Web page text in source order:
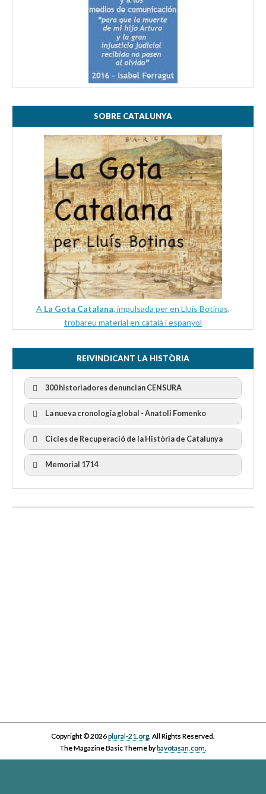
SOBRE CATALUNYA
A La Gota Catalana, impulsada per en Lluís Botinas,
trobareu material en català i espanyol
REIVINDICANT LA HISTÒRIA
300 historiadores denuncian CENSURA
300 Historiadors denuncien al “Gobierno Español” per la
censura
La nueva cronología global - Anatoli Fomenko
Cicles de Recuperació de la Història de Catalunya
I Cicle Història i Censura
II Cicle Història i Censura
Memorial 1714
Copyright © 2026plural-21.org. All Rights Reserved.
The Magazine Basic Theme bybavotasan.com.